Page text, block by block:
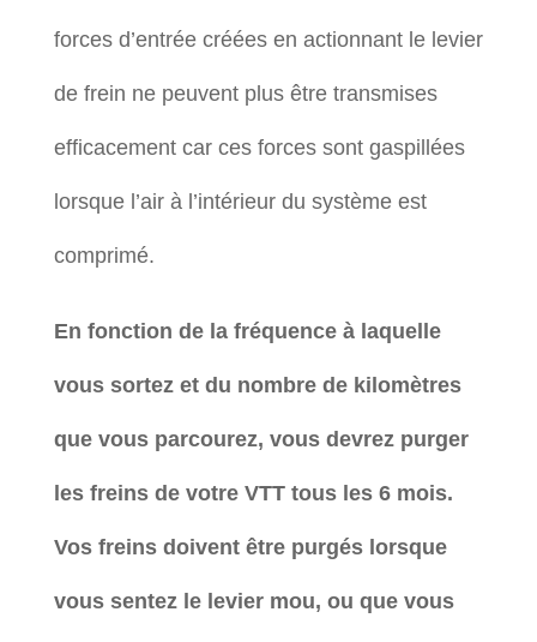
forces d’entrée créées en actionnant le levier
de frein ne peuvent plus être transmises
efficacement car ces forces sont gaspillées
lorsque l’air à l’intérieur du système est
comprimé.
En fonction de la fréquence à laquelle
vous sortez et du nombre de kilomètres
que vous parcourez, vous devrez purger
les freins de votre VTT tous les 6 mois.
Vos freins doivent être purgés lorsque
vous sentez le levier mou, ou que vous